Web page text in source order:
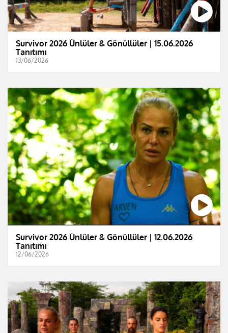
Survivor 2026 Ünlüler & Gönüllüler | 15.06.2026
Tanıtımı
13/06/2026
Survivor 2026 Ünlüler & Gönüllüler | 12.06.2026
Tanıtımı
12/06/2026